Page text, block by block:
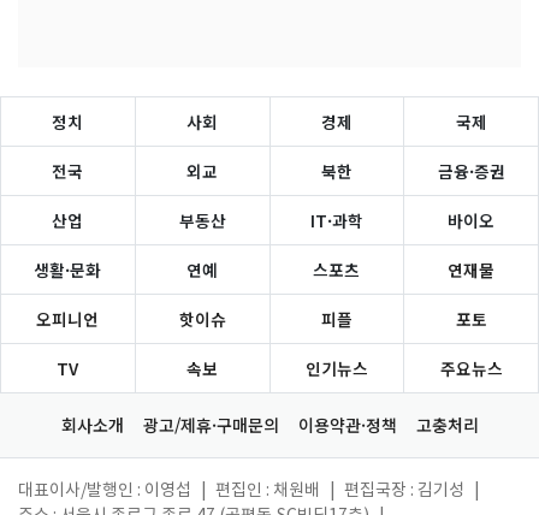
정치 사회 경제 국제
전국 외교 북한 금융·증권
산업 부동산 IT·과학 바이오
생활·문화 연예 스포츠 연재물
오피니언 핫이슈 피플 포토
TV 속보 인기뉴스 주요뉴스
회사소개 광고/제휴·구매문의 이용약관·정책 고충처리
대표이사/발행인 : 이영섭 편집인 : 채원배 편집국장 : 김기성